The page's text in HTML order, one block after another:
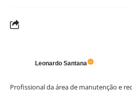
Leonardo Santana
Profissional da área de manutenção e